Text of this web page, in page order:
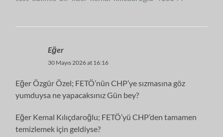
Eğer
30 Mayıs 2026 at 16:16
Eğer Özgür Özel; FETÖ’nün CHP’ye sızmasına göz
yumduysa ne yapacaksınız Gün bey?
Eğer Kemal Kılıçdaroğlu; FETÖ’yü CHP’den tamamen
temizlemek için geldiyse?